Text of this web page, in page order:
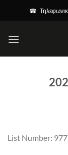
☎
List Number: